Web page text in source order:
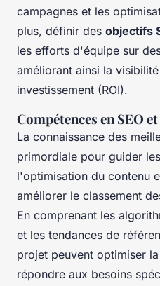
campagnes et les
plus, définir des objectifs
les efforts d'équipe sur
améliorant ainsi la
investissement (ROI).
Compétences en SEO
La connaissance des
primordiale pour guider
l'optimisation du contenu
améliorer le classement
En comprenant les
et les tendances de
projet peuvent optimiser
répondre aux besoins